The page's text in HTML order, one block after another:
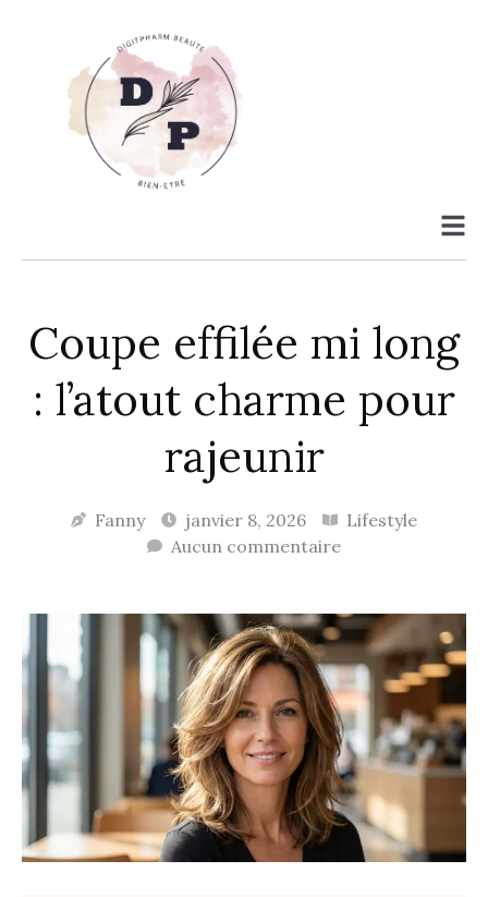
Coupe effilée mi long
: l’atout charme pour
rajeunir
Fanny janvier 8, 2026
Lifestyle
Aucun commentaire